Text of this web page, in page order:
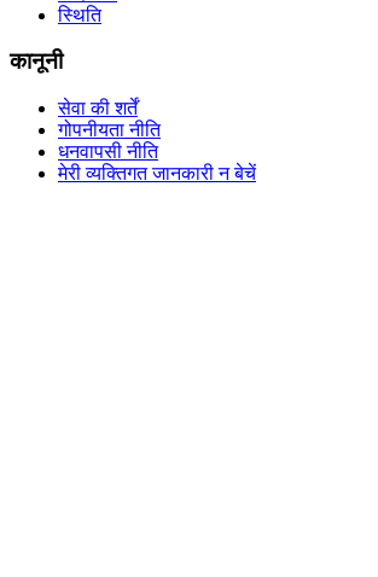
स्थिति
कानूनी
सेवा की शर्तें
गोपनीयता नीति
धनवापसी नीति
मेरी व्यक्तिगत जानकारी न बेचें